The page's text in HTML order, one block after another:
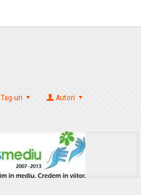
Tag-uri Autori